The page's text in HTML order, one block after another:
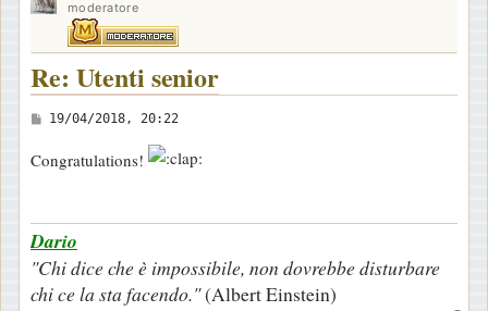
moderatore
Re: Utenti senior
M
s
a
g
g
i
19/04/2018, 20:22
Congratulations!
Dario
"Chi dice che è impossibile, non dovrebbe disturbare
chi ce la sta facendo."(Albert Einstein)